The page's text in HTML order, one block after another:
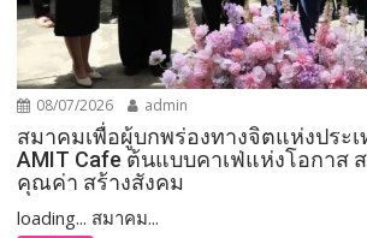
08/07/2026 admin
สมาคมเพื่อผู้บกพร่องทางจิตแห่งประเ
AMIT Cafe ต้นแบบคาเฟ่แห่งโอกาส
คุณค่า สร้างสังคม
loading... สมาคม...